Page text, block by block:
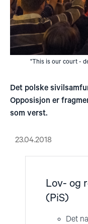
"This is our court -
Det polske
Opposisjon er
som verst.
23.04.2018
Lov- og
(PiS)
Det